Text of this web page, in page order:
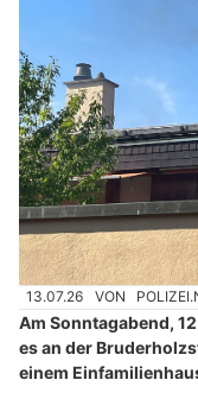
13.07.26 VON
Am Sonntagabend,
es an der
einem